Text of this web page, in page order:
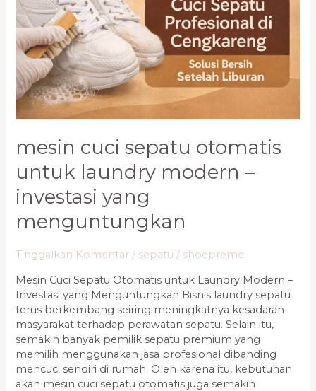
mesin cuci sepatu otomatis
untuk laundry modern –
investasi yang
menguntungkan
Tinggalkan Komentar / sepatu / shoepreme
Mesin Cuci Sepatu Otomatis untuk Laundry Modern –
Investasi yang Menguntungkan Bisnis laundry sepatu
terus berkembang seiring meningkatnya kesadaran
masyarakat terhadap perawatan sepatu. Selain itu,
semakin banyak pemilik sepatu premium yang
memilih menggunakan jasa profesional dibanding
mencuci sendiri di rumah. Oleh karena itu, kebutuhan
akan mesin cuci sepatu otomatis juga semakin
Laundry
Modern
–
Investasi
yang
Menguntungkan